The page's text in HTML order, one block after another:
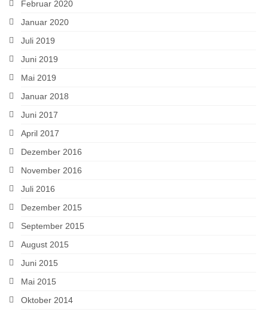
Februar 2020
Januar 2020
Juli 2019
Juni 2019
Mai 2019
Januar 2018
Juni 2017
April 2017
Dezember 2016
November 2016
Juli 2016
Dezember 2015
September 2015
August 2015
Juni 2015
Mai 2015
Oktober 2014